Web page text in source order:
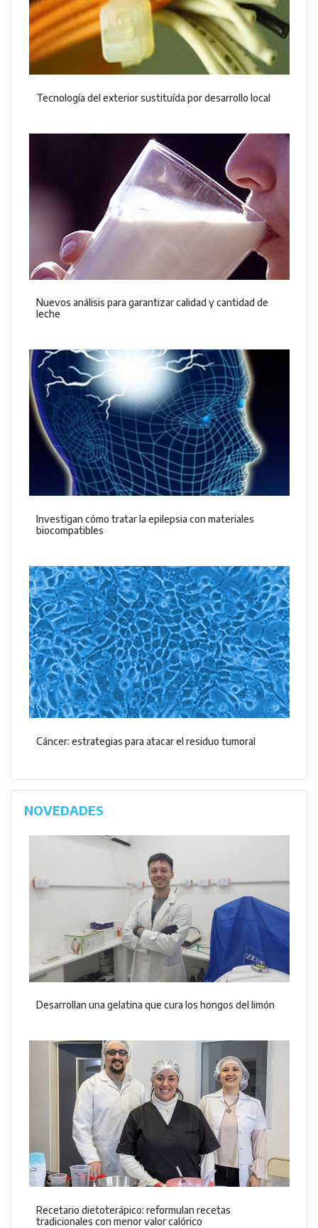
Tecnología del exterior sustituída por desarrollo local
Nuevos análisis para garantizar calidad y cantidad de
leche
Investigan cómo tratar la epilepsia con materiales
biocompatibles
Cáncer: estrategias para atacar el residuo tumoral
NOVEDADES
Desarrollan una gelatina que cura los hongos del limón
Recetario dietoterápico: reformulan recetas
tradicionales con menor valor calórico